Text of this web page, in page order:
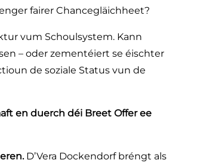
fairer Chancegläichheet?
vum Schoulsystem. Kann
– oder zementéiert se éischter
de soziale Status vun de
en duerch déi Breet Offer ee
D’Vera Dockendorf bréngt als